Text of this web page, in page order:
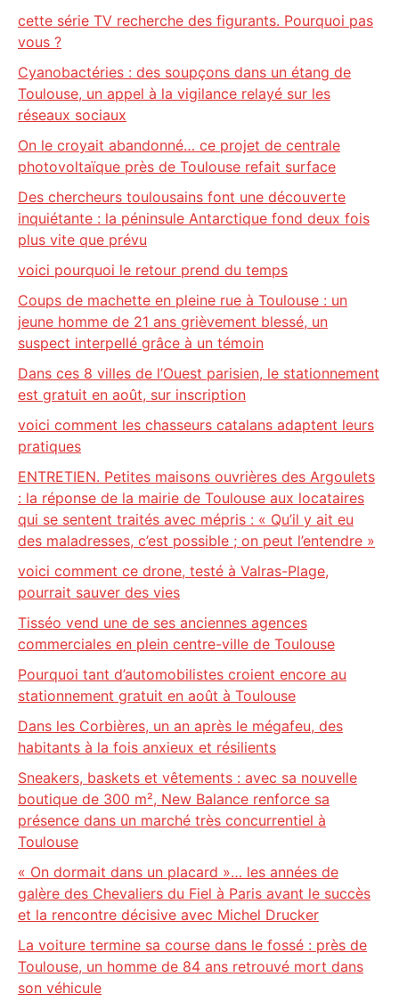
cette série TV recherche des figurants. Pourquoi pas
vous ?
Cyanobactéries : des soupçons dans un étang de
Toulouse, un appel à la vigilance relayé sur les
réseaux sociaux
On le croyait abandonné… ce projet de centrale
photovoltaïque près de Toulouse refait surface
Des chercheurs toulousains font une découverte
inquiétante : la péninsule Antarctique fond deux fois
plus vite que prévu
voici pourquoi le retour prend du temps
Coups de machette en pleine rue à Toulouse : un
jeune homme de 21 ans grièvement blessé, un
suspect interpellé grâce à un témoin
Dans ces 8 villes de l’Ouest parisien, le stationnement
est gratuit en août, sur inscription
voici comment les chasseurs catalans adaptent leurs
pratiques
ENTRETIEN. Petites maisons ouvrières des Argoulets
: la réponse de la mairie de Toulouse aux locataires
qui se sentent traités avec mépris : « Qu’il y ait eu
des maladresses, c’est possible ; on peut l’entendre »
voici comment ce drone, testé à Valras-Plage,
pourrait sauver des vies
Tisséo vend une de ses anciennes agences
commerciales en plein centre-ville de Toulouse
Pourquoi tant d’automobilistes croient encore au
stationnement gratuit en août à Toulouse
Dans les Corbières, un an après le mégafeu, des
habitants à la fois anxieux et résilients
Sneakers, baskets et vêtements : avec sa nouvelle
boutique de 300 m², New Balance renforce sa
présence dans un marché très concurrentiel à
Toulouse
« On dormait dans un placard »… les années de
galère des Chevaliers du Fiel à Paris avant le succès
et la rencontre décisive avec Michel Drucker
La voiture termine sa course dans le fossé : près de
Toulouse, un homme de 84 ans retrouvé mort dans
son véhicule